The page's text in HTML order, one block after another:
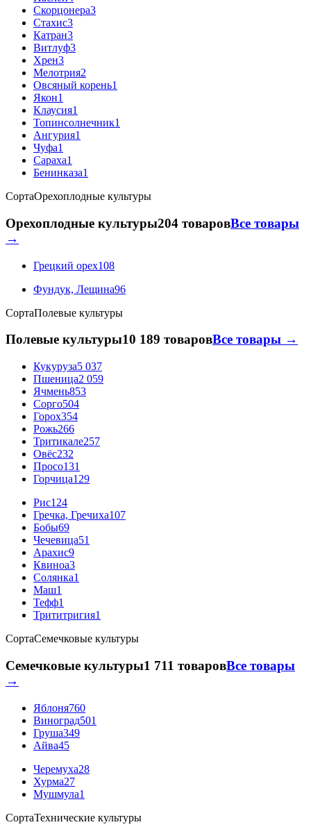
Скорцонера3
Стахис3
Катран3
Витлуф3
Хрен3
Мелотрия2
Овсяный корень1
Якон1
Клаусия1
Топинсолнечник1
Ангурия1
Чуфа1
Сараха1
Бенинказа1
СортаОрехоплодные культуры
Орехоплодные культуры204 товаровВсе товары
→
Грецкий орех108
Фундук, Лещина96
СортаПолевые культуры
Полевые культуры10 189 товаровВсе товары →
Кукуруза5 037
Пшеница2 059
Ячмень853
Сорго504
Горох354
Рожь266
Тритикале257
Овёс232
Просо131
Горчица129
Рис124
Гречка, Гречиха107
Бобы69
Чечевица51
Арахис9
Квиноа3
Солянка1
Маш1
Тефф1
Трититригия1
СортаСемечковые культуры
Семечковые культуры1 711 товаровВсе товары
→
Яблоня760
Виноград501
Груша349
Айва45
Черемуха28
Хурма27
Мушмула1
СортаТехнические культуры